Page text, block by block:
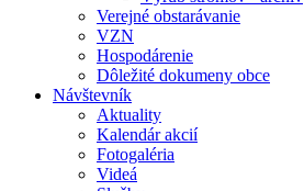
Verejné obstarávanie
VZN
Hospodárenie
Dôležité dokumeny obce
Návštevník
Aktuality
Kalendár akcií
Fotogaléria
Videá